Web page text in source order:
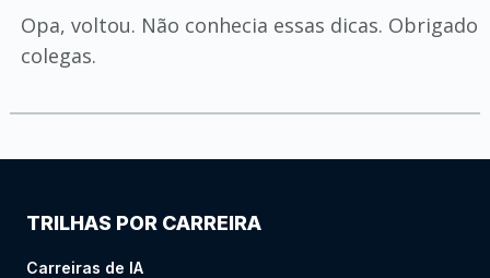
Opa, voltou. Não conhecia essas dicas. Obrigado
colegas.
TRILHAS POR CARREIRA
Carreiras de IA